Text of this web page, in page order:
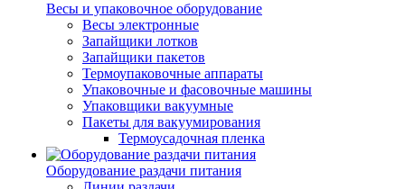
Весы и упаковочное оборудование
Весы электронные
Запайщики лотков
Запайщики пакетов
Термоупаковочные аппараты
Упаковочные и фасовочные машины
Упаковщики вакуумные
Пакеты для вакуумирования
Термоусадочная пленка
Оборудование раздачи питания